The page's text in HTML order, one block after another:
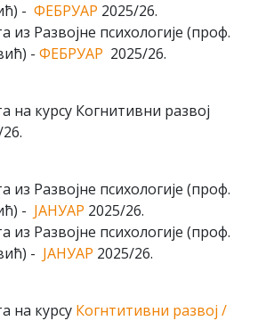
- ФЕБРУАР 2025/26.
из Развојне психологије (проф.
- ФЕБРУАР 2025/26.
на курсу Когнитивни развој
из Развојне психологије (проф.
- ЈАНУАР 2025/26.
из Развојне психологије (проф.
- ЈАНУАР 2025/26.
на курсу Когнтитивни развој /